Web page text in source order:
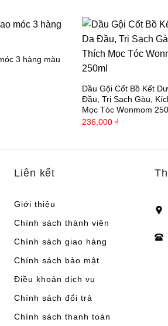
3 hàng màu
Dầu Gội Cốt Bồ Kết
Đầu, Trị Sạch Gàu,
Mọc Tóc Wonmom
236,000 ₫
Liên kết
Giới thiệu
Chính sách thành viên
Chính sách giao hàng
Chính sách bảo mật
Điều khoản dịch vụ
Chính sách đổi trả
Chính sách thanh toán